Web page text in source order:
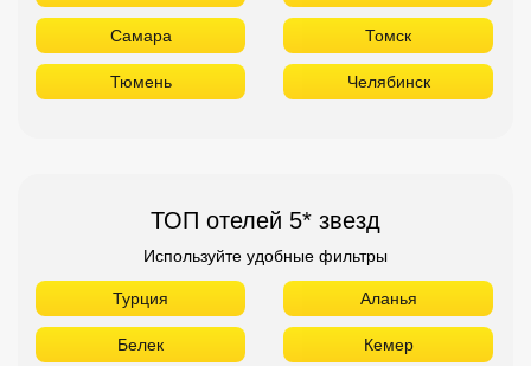
Самара Томск
Тюмень Челябинск
ТОП отелей 5* звезд
Используйте удобные фильтры
Турция Аланья
Белек Кемер